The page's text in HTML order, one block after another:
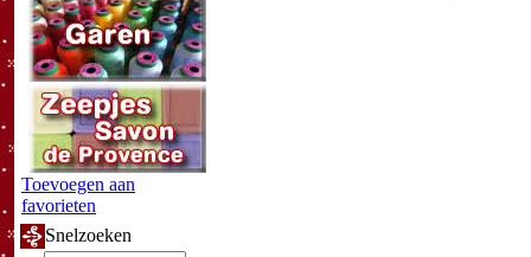
Toevoegen aan
favorieten
Snelzoeken